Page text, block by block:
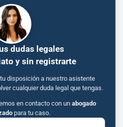
dudas legales
y sin registrarte
disposición a nuestro asistente
cualquier duda legal que tengas.
en contacto con un abogado
para tu caso.